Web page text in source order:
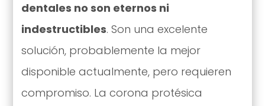
dentales no son eternos ni
indestructibles. Son una excelente
solución, probablemente la mejor
disponible actualmente, pero requieren
compromiso. La corona protésica